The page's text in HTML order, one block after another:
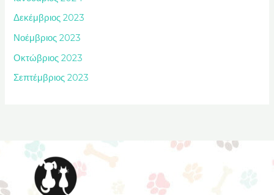
Δεκέμβριος 2023
Νοέμβριος 2023
Οκτώβριος 2023
Σεπτέμβριος 2023